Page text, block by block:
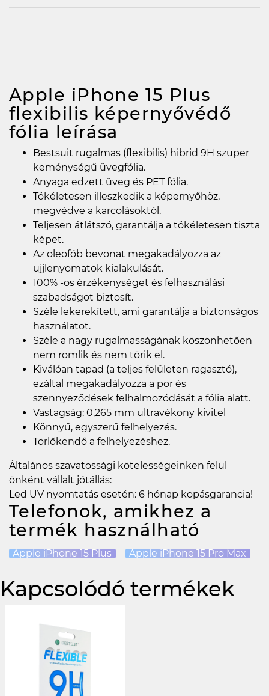
Apple iPhone 15 Plus
flexibilis képernyővédő
fólia leírása
Bestsuit rugalmas (flexibilis) hibrid 9H szuper
keménységű üvegfólia.
Anyaga edzett üveg és PET fólia.
Tökéletesen illeszkedik a képernyőhöz,
megvédve a karcolásoktól.
Teljesen átlátszó, garantálja a tökéletesen tiszta
képet.
Az oleofób bevonat megakadályozza az
ujjlenyomatok kialakulását.
100% -os érzékenységet és felhasználási
szabadságot biztosít.
Széle lekerekített, ami garantálja a biztonságos
használatot.
Széle a nagy rugalmasságának köszönhetően
nem romlik és nem törik el.
Kiválóan tapad (a teljes felületen ragasztó),
ezáltal megakadályozza a por és
szennyeződések felhalmozódását a fólia alatt.
Vastagság: 0,265 mm ultravékony kivitel
Könnyű, egyszerű felhelyezés.
Törlőkendő a felhelyezéshez.
Általános szavatossági kötelességeinken felül
önként vállalt jótállás:
Led UV nyomtatás esetén: 6 hónap kopásgarancia!
Telefonok, amikhez a
termék használható
Apple iPhone 15 Plus Apple iPhone 15 Pro Max
Kapcsolódó termékek